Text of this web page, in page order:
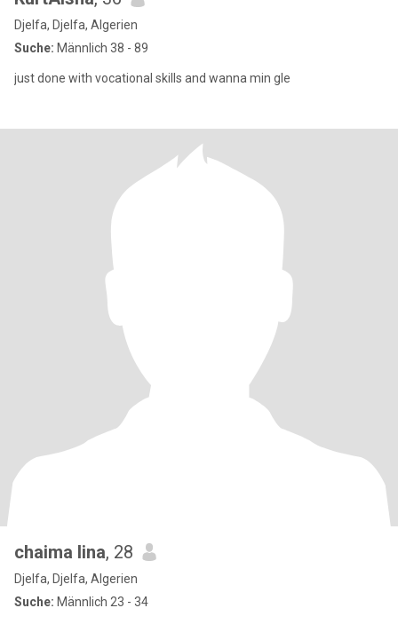
Djelfa, Djelfa, Algerien
Suche: Männlich 38 - 89
just done with vocational skills and wanna min gle
chaima lina, 28
Djelfa, Djelfa, Algerien
Suche: Männlich 23 - 34